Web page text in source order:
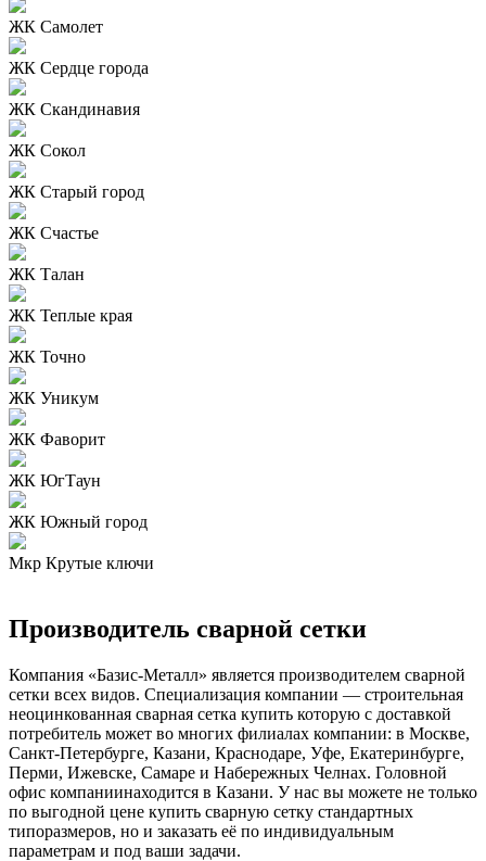
ЖК Самолет
ЖК Сердце города
ЖК Скандинавия
ЖК Сокол
ЖК Старый город
ЖК Счастье
ЖК Талан
ЖК Теплые края
ЖК Точно
ЖК Уникум
ЖК Фаворит
ЖК ЮгТаун
ЖК Южный город
Мкр Крутые ключи
Производитель сварной сетки
Компания «Базис-Металл» является производителем сварной
сетки всех видов. Специализация компании — строительная
неоцинкованная сварная сетка купить которую с доставкой
потребитель может во многих филиалах компании: в Москве,
Санкт-Петербурге, Казани, Краснодаре, Уфе, Екатеринбурге,
Перми, Ижевске, Самаре и Набережных Челнах. Головной
офис компаниинаходится в Казани. У нас вы можете не только
по выгодной цене купить сварную сетку стандартных
типоразмеров, но и заказать её по индивидуальным
параметрам и под ваши задачи.